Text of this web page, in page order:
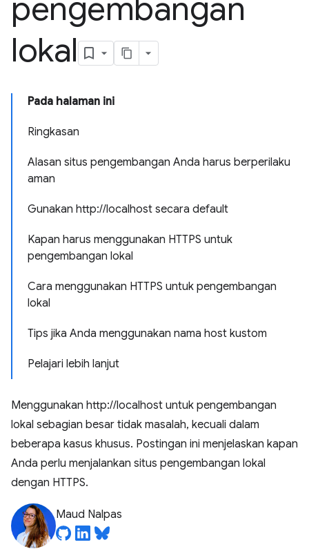
pengembangan
lokal
Pada halaman ini
Ringkasan
Alasan situs pengembangan Anda harus berperilaku
aman
Gunakan http://localhost secara default
Kapan harus menggunakan HTTPS untuk
pengembangan lokal
Cara menggunakan HTTPS untuk pengembangan
lokal
Tips jika Anda menggunakan nama host kustom
Pelajari lebih lanjut
Menggunakan http://localhost untuk pengembangan
lokal sebagian besar tidak masalah, kecuali dalam
beberapa kasus khusus. Postingan ini menjelaskan kapan
Anda perlu menjalankan situs pengembangan lokal
dengan HTTPS.
Maud Nalpas